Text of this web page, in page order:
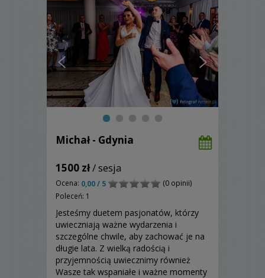
Michał - Gdynia
1500 zł/ sesja
Ocena: 0,00 / 5
(0 opinii)
Poleceń: 1
Jesteśmy duetem pasjonatów, którzy
uwieczniają ważne wydarzenia i
szczególne chwile, aby zachować je na
długie lata. Z wielką radością i
przyjemnością uwiecznimy również
Wasze tak wspaniałe i ważne momenty